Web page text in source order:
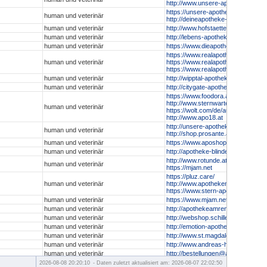
http://www.unsere-apotheken.at/
human und veterinär
https://unsere-apotheken.at/
http://deineapotheke-shop.at
human und veterinär
http://www.hofstaetter-apotheke.at
human und veterinär
http://lebens-apotheke.at
human und veterinär https://www.dieapotheke.co.at/
human und veterinär
https://www.realapotheke.com
https://www.realapotheke.at
https://www.realapotheke.de
human und veterinär
http://wipptal-apotheke.at/shop
human und veterinär http://citygate-apotheke.at
human und veterinär
https://www.foodora.at/shop/
http://www.sternwarte-apotheke.at
https://wolt.com/de/aut/vienna/
http://www.apo18.at
human und veterinär
http://unsere-apotheken.at/
http://shop.prosante.at
human und veterinär
https://www.aposhop-kaernten.at
human und veterinär
http://apotheke-blindenmarkt.at
human und veterinär
http://www.rotunde.at
https://mjam.net
human und veterinär
https://pluz.care/
http://www.apothekenexpress.wien
https://www.stern-apo.at/
human und veterinär
https://www.mjam.net
human und veterinär
http://apothekeamrennweg.at
human und veterinär
http://webshop.schillerplatzapo.at
human und veterinär
http://emotion-apotheke.at
human und veterinär
http://www.st.magdalena-
human und veterinär
http://www.andreas-hofer.at/shop
human und veterinär
http://bestellungen@apozgk.at
http://apomed.at
2026-08-08 20:20:10 - Daten zuletzt aktualisiert am: 2026-08-07 22:02:50